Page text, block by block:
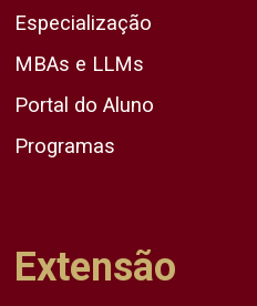
Especialização
MBAs e LLMs
Portal do Aluno
Programas
Extensão